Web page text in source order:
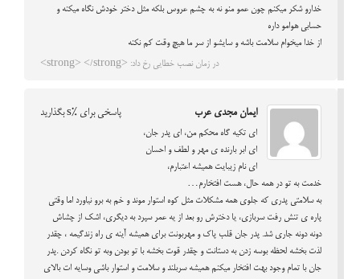
خدارو شکر میکنم چون عمو منو نه به چشم عروس بلکه مثل دختر خودش نگاه میکنه و
حسابی هوامو داره
از خدا میخوام سلامت باشه و سایشو از سر ما هیچ وقت کم نکنه
در زمان نصب خطایی رخ داد: <strong> </strong>
ایمان مجدی عرب پاسخی برای %s بگذارید
ای تکیه گاه محکم من، ای پدر جان،
ای ابر بارنده ی مهر و لطف و احسان
ای نام زیبایت همیشه اعتبارم،
خدمت به تو در همه حال، هست افتخارم…
به سلامتی پدری که جلوی همه مشکلات مثل کوه استوار موند و خم به برو نیاورد اما وقتی
پاره ی تنش رفت سربازی، یا دخترش رو بعد از یه عمر سپرد به دیگری، اشک از چشاش
دونه دونه جاری شد. پدر جان قلب پاک و مهربونت برای همیشه آینه ی راه زندگیمه ، چقدر
لذت بخشه لحظه بوسه زدن به دستانت و چقدر قوت بخشه با تو بودن وبه تو نگاه کردن .پدر
جان با تمام وجود بهت افتخار میکنم همیشه سربلند و سلامت و استوار باشی وسایه ات بالای